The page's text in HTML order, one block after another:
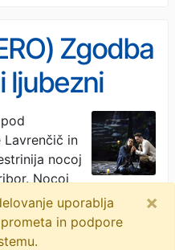
Zgodba
ljubezni
in
nocoj
Nocoj
gledališča
uporablja
in podpore
×